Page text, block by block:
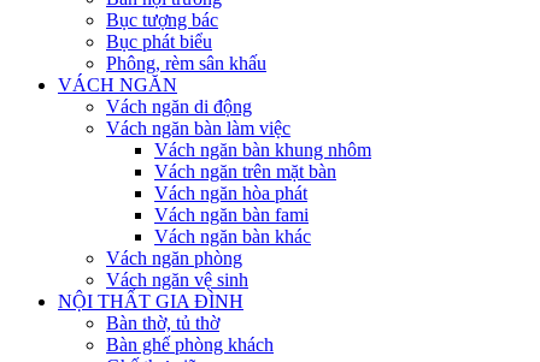
Bục tượng bác
Bục phát biểu
Phông, rèm sân khấu
VÁCH NGĂN
Vách ngăn di động
Vách ngăn bàn làm việc
Vách ngăn bàn khung nhôm
Vách ngăn trên mặt bàn
Vách ngăn hòa phát
Vách ngăn bàn fami
Vách ngăn bàn khác
Vách ngăn phòng
Vách ngăn vệ sinh
NỘI THẤT GIA ĐÌNH
Bàn thờ, tủ thờ
Bàn ghế phòng khách